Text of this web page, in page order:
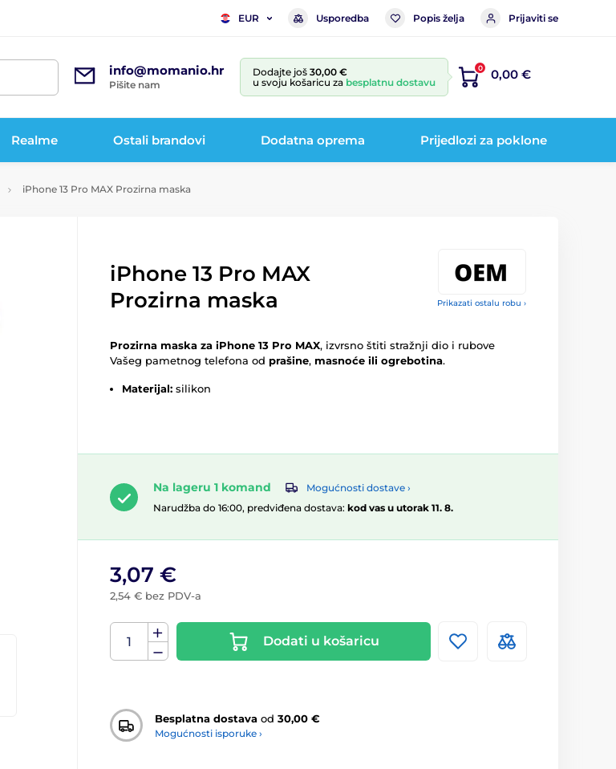
EUR Usporedba Popis želja Prijaviti se
info@momanio.hr
Pišite nam
Dodajte još 30,00 €
u svoju košaricu za besplatnu dostavu
0 0,00 €
Realme Ostali brandovi Dodatna oprema Prijedlozi za poklone
iPhone 13 Pro MAX Prozirna maska
Prikazati ostalu robu ›
iPhone 13 Pro MAX
Prozirna maska
Prozirna maska za iPhone 13 Pro MAX, izvrsno štiti stražnji dio i rubove
Vašeg pametnog telefona od prašine, masnoće ili ogrebotina.
Materijal: silikon
Na lageru 1 komand
Mogućnosti dostave ›
Narudžba do 16:00, predviđena dostava: kod vas u utorak 11. 8.
3,07 €
2,54 € bez PDV-a
Dodati u košaricu
Besplatna dostava od 30,00 €
Mogućnosti isporuke ›